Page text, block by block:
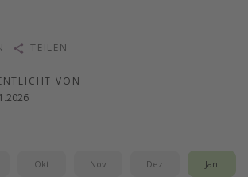
VON
TEILEN
Okt Nov Dez Jan